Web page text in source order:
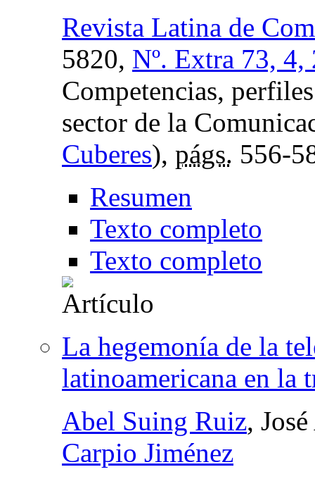
Revista Latina de
5820, Nº. Extra 73, 4,
Competencias,
sector de la
Cuberes), págs. 556-
Resumen
Texto completo
Texto completo
La hegemonía de la
latinoamericana en la
Abel Suing Ruiz,
Carpio Jiménez